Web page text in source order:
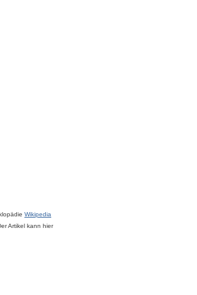
Wikipedia
Artikel kann hier